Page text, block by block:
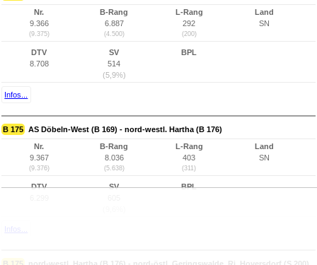
Nr.
9.366
(9.375)
B-Rang
6.887
(4.500)
L-Rang
292
(200)
Land
SN
DTV
8.708
SV
514
(5,9%)
BPL
Infos...
B 175 AS Döbeln-West (B 169) - nord-westl. Hartha (B 176)
Nr.
9.367
(9.376)
B-Rang
8.036
(5.638)
L-Rang
403
(311)
Land
SN
DTV
SV
BPL
Infos...